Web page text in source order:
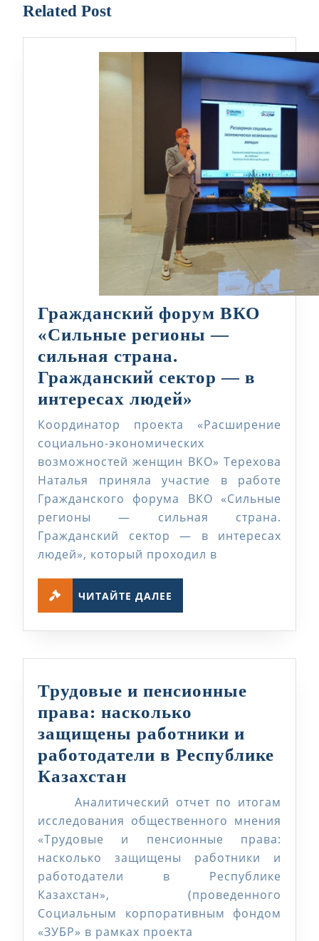
Related Post
Гражданский форум ВКО
«Сильные регионы —
сильная страна.
Гражданский сектор — в
интересах людей»
форум
ВКО
«Сильные
регионы
—
сильная
страна.
в
интересах
Координатор проекта «Расширение
социально-экономических
возможностей женщин ВКО» Терехова
Наталья приняла участие в работе
Гражданского форума ВКО «Сильные
регионы — сильная страна.
Гражданский сектор — в интересах
людей», который проходил в
ЧИТАЙТЕ ДАЛЕЕ
Трудовые и пенсионные
права: насколько
защищены работники и
работодатели в Республике
Казахстан
и
пенсионные
права:
насколько
защищены
работники
и
Аналитический отчет по итогам
исследования общественного мнения
«Трудовые и пенсионные права:
насколько защищены работники и
работодатели в Республике
Казахстан», (проведенного
Социальным корпоративным фондом
«ЗУБР» в рамках проекта